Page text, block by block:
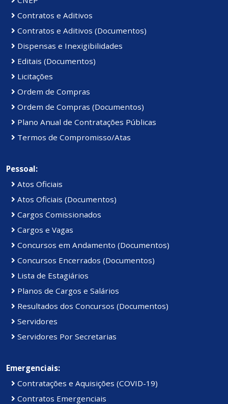
Contratos e Aditivos
Contratos e Aditivos (Documentos)
Dispensas e Inexigibilidades
Editais (Documentos)
Licitações
Ordem de Compras
Ordem de Compras (Documentos)
Plano Anual de Contratações Públicas
Termos de Compromisso/Atas
Pessoal:
Atos Oficiais
Atos Oficiais (Documentos)
Cargos Comissionados
Cargos e Vagas
Concursos em Andamento (Documentos)
Concursos Encerrados (Documentos)
Lista de Estagiários
Planos de Cargos e Salários
Resultados dos Concursos (Documentos)
Servidores
Servidores Por Secretarias
Emergenciais:
Contratações e Aquisições (COVID-19)
Contratos Emergenciais